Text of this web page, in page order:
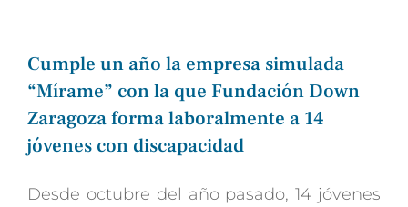
Cumple un año la empresa simulada
“Mírame” con la que Fundación Down
Zaragoza forma laboralmente a 14
jóvenes con discapacidad
Desde octubre del año pasado, 14 jóvenes